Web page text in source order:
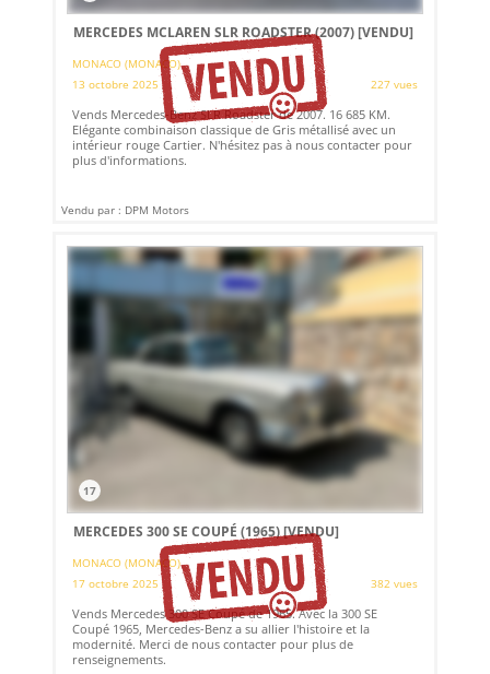
MERCEDES MCLAREN SLR ROADSTER (2007)[VENDU]
MONACO (MONACO)
13 octobre 2025
227 vues
Vends Mercedes-Benz SLR Roadster de 2007. 16 685 KM.
Elégante combinaison classique de Gris métallisé avec un
intérieur rouge Cartier. N'hésitez pas à nous contacter pour
plus d'informations.
Vendu par : DPM Motors
17
MERCEDES 300 SE COUPÉ (1965)[VENDU]
MONACO (MONACO)
17 octobre 2025
382 vues
Vends Mercedes 300 SE Coupé de 1965. Avec la 300 SE
Coupé 1965, Mercedes-Benz a su allier l'histoire et la
modernité. Merci de nous contacter pour plus de
renseignements.